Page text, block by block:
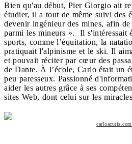
Bien qu'au début, Pier Giorgio ait
étudier, il a tout de même suivi des
devenir ingénieur des mines, afin
parmi les mineurs ». Il s'intéressait
sports, comme l’équitation, la
pratiquait l'alpinisme et le ski. Il
et pouvait réciter par cœur des
de Dante. À l’école, Carlo était un
peu paresseux. Passionné
aider les autres grâce à ses
sites Web, dont celui sur les
carloacutis.com